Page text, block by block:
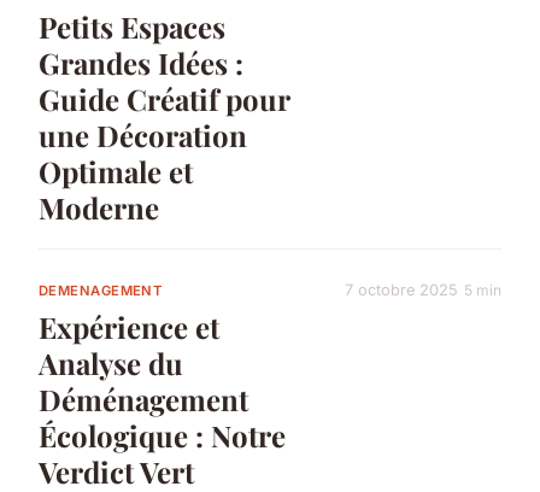
Petits Espaces
Grandes Idées :
Guide Créatif pour
une Décoration
Optimale et
Moderne
DEMENAGEMENT
Expérience et
Analyse du
Déménagement
Écologique : Notre
Verdict Vert
7 octobre 2025 5 min